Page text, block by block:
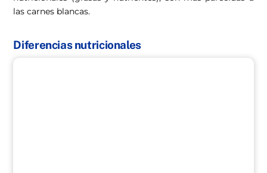
las carnes blancas.
Diferencias nutricionales